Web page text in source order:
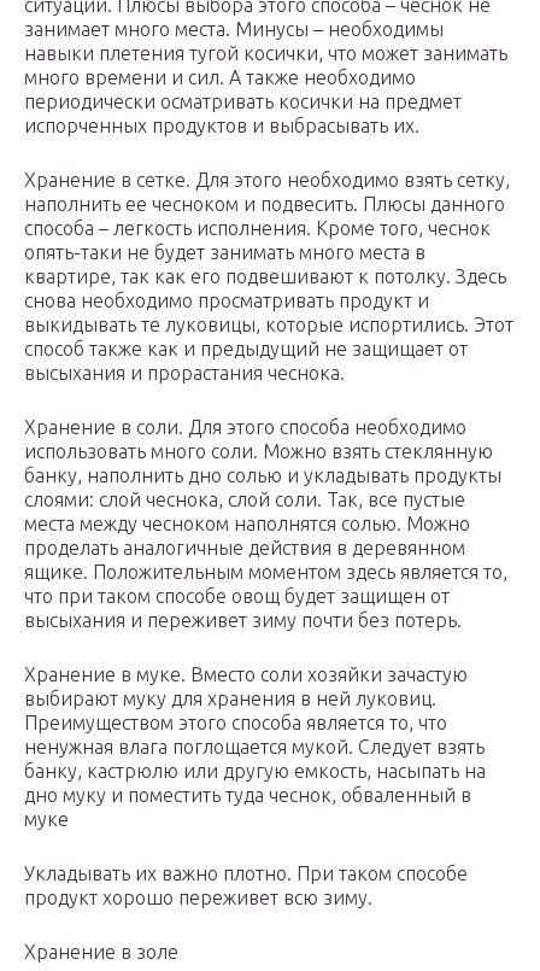
ситуации. Плюсы выбора этого способа – чеснок не
занимает много места. Минусы – необходимы
навыки плетения тугой косички, что может занимать
много времени и сил. А также необходимо
периодически осматривать косички на предмет
испорченных продуктов и выбрасывать их.
Хранение в сетке. Для этого необходимо взять сетку,
наполнить ее чесноком и подвесить. Плюсы данного
способа – легкость исполнения. Кроме того, чеснок
опять-таки не будет занимать много места в
квартире, так как его подвешивают к потолку. Здесь
снова необходимо просматривать продукт и
выкидывать те луковицы, которые испортились. Этот
способ также как и предыдущий не защищает от
высыхания и прорастания чеснока.
Хранение в соли. Для этого способа необходимо
использовать много соли. Можно взять стеклянную
банку, наполнить дно солью и укладывать продукты
слоями: слой чеснока, слой соли. Так, все пустые
места между чесноком наполнятся солью. Можно
проделать аналогичные действия в деревянном
ящике. Положительным моментом здесь является то,
что при таком способе овощ будет защищен от
высыхания и переживет зиму почти без потерь.
Хранение в муке. Вместо соли хозяйки зачастую
выбирают муку для хранения в ней луковиц.
Преимуществом этого способа является то, что
ненужная влага поглощается мукой. Следует взять
банку, кастрюлю или другую емкость, насыпать на
дно муку и поместить туда чеснок, обваленный в
муке
Укладывать их важно плотно. При таком способе
продукт хорошо переживет всю зиму.
Хранение в золе